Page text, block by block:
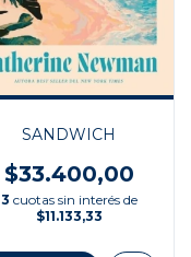
SANDWICH
$33.400,00
3 cuotas sin interés de
$11.133,33